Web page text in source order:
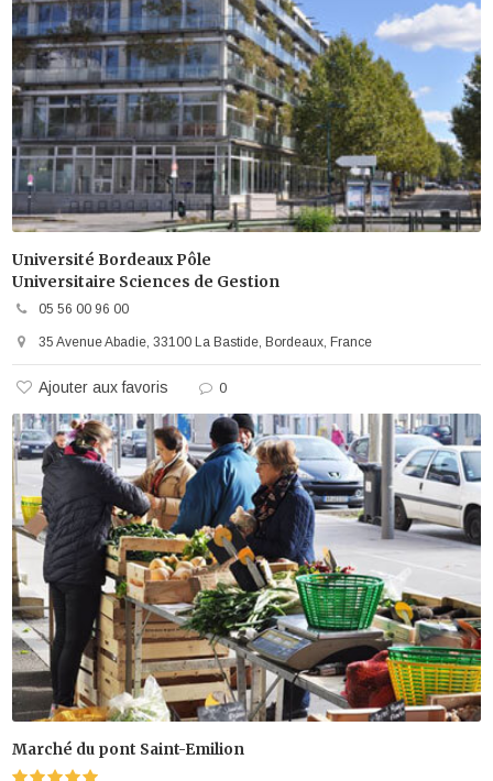
Université Bordeaux Pôle
Universitaire Sciences de Gestion
05 56 00 96 00
35 Avenue Abadie, 33100 La Bastide, Bordeaux, France
Ajouter aux favoris 0
Marché du pont Saint-Emilion